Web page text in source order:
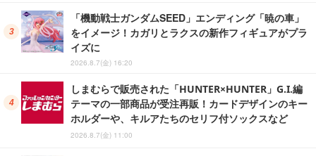
「機動戦士ガンダムSEED」エンディング「暁の車」
をイメージ！カガリとラクスの新作フィギュアがプラ
イズに
2026.8.7(金) 16:20
しまむらで販売された「HUNTER×HUNTER」G.I.編
テーマの一部商品が受注再販！カードデザインのキー
ホルダーや、キルアたちのセリフ付ソックスなど
2026.8.7(金) 11:00